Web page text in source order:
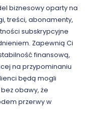
biznesowy oparty na
treści, abonamenty,
subskrypcyjne
Zapewnią Ci
finansową,
na przypominaniu
będą mogli
obawy, że
przerwy w